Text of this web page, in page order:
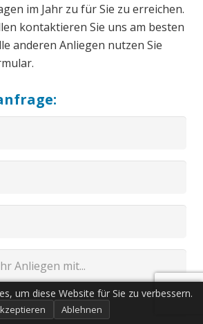
zu für Sie zu erreichen.
kontaktieren Sie uns am besten
anderen Anliegen nutzen Sie
um diese Website für Sie zu verbessern.
Ablehnen